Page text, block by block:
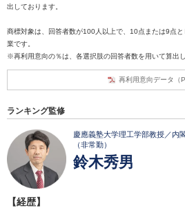
出しております。
商標対象は、回答者数が100人以上で、10点または9点
業です。
※再利用意向の％は、各選択肢の回答者数を用いて算出し
再利用意向データ（
ランキング監修
慶應義塾大学理工学部教授／内
（非常勤）
鈴木秀男
【経歴】